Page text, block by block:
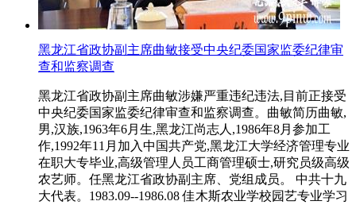
黑龙江省政协副主席曲敏接受中央纪委国家监委纪律审
查和监察调查
黑龙江省政协副主席曲敏涉嫌严重违纪违法,目前正接受
中央纪委国家监委纪律审查和监察调查。曲敏简历曲敏,
男,汉族,1963年6月生,黑龙江尚志人,1986年8月参加工
作,1992年11月加入中国共产党,黑龙江大学经济管理专业
在职大专毕业,高级管理人员工商管理硕士,研究员级高级
农艺师。任黑龙江省政协副主席、党组成员。 中共十九
大代表。1983.09--1986.08 佳木斯农业学校园艺专业学习